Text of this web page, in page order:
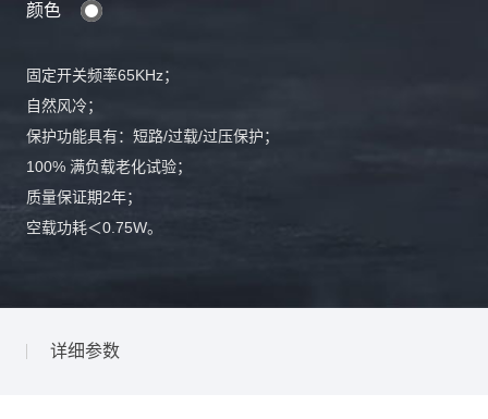
颜色
固定开关频率65KHz；
自然风冷；
保护功能具有：短路/过载/过压保护；
100% 满负载老化试验；
质量保证期2年；
空载功耗＜0.75W。
详细参数